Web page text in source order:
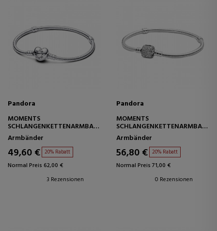
Pandora
MOMENTS
SCHLANGENKETTENARMBAND
MIT HERZVERSCHLUSS
59071916
Armbänder
49,60 € 20% Rabatt
Normal Preis 62,00 €
3 Rezensionen
Pandora
MOMENTS
SCHLANGENKETTENARMBAND
MIT CHARAKTERISTISCHEM
VERSCHLUSS 590723CZ
Armbänder
56,80 € 20% Rabatt
Normal Preis 71,00 €
0 Rezensionen